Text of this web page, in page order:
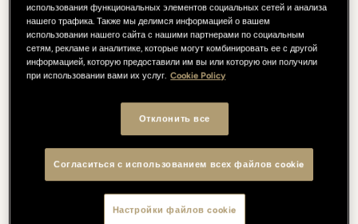
использования функциональных элементов социальных сетей и анализа
нашего трафика. Также мы делимся информацией о вашем
использовании нашего сайта с нашими партнерами по социальным
сетям, рекламе и аналитике, которые могут комбинировать ее с другой
информацией, которую предоставили им вы или которую они получили
при использовании вами их услуг. Cookie Policy
Отклонить все
Согласиться с использованием всех файлов cookie
Настройки файлов cookie